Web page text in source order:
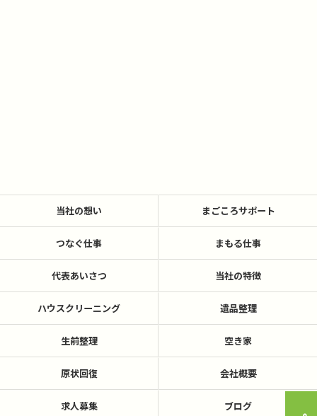
当社の想い まごころサポート
つなぐ仕事 まもる仕事
代表あいさつ 当社の特徴
ハウスクリーニング 遺品整理
生前整理 空き家
原状回復 会社概要
求人募集 ブログ